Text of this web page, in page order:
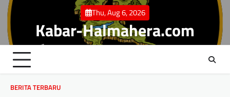
Skip
content
Thu, Aug 6, 2026
Kabar-Halmahera.com
BERITA TERBARU